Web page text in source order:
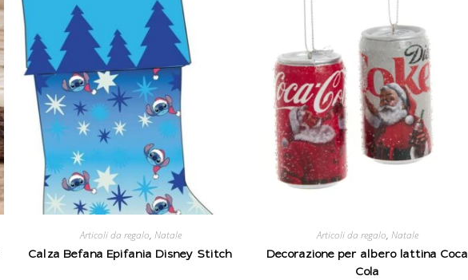
Articoli da regalo, Natale
Calza Befana Epifania Disney Stitch
Articoli da regalo, Natale
Decorazione per albero lattina Coca
Cola